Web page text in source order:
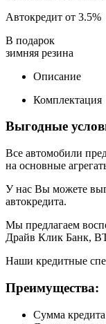
Автокредит от 3.5%
В подарок
зимняя резина
Описание
Комплектация
Выгодные
Все автомобили
на основные
У нас Вы можете
автокредита.
Мы предлагаем
Драйв Клик Банк,
Наши кредитные
Преимущества:
Сумма